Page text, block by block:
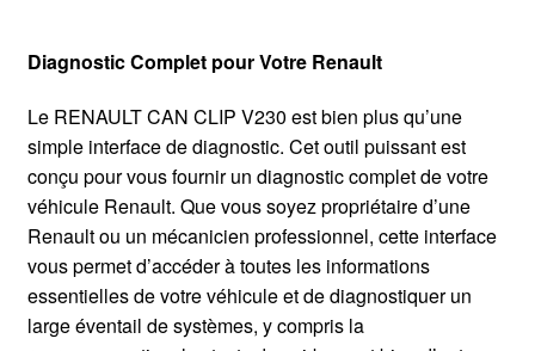
Diagnostic Complet pour Votre Renault
Le RENAULT CAN CLIP V230 est bien plus qu’une
simple interface de diagnostic. Cet outil puissant est
conçu pour vous fournir un diagnostic complet de votre
véhicule Renault. Que vous soyez propriétaire d’une
Renault ou un mécanicien professionnel, cette interface
vous permet d’accéder à toutes les informations
essentielles de votre véhicule et de diagnostiquer un
large éventail de systèmes, y compris la